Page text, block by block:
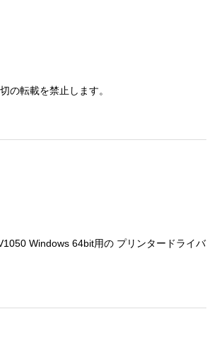
の転載を禁止します。
Windows 64bit用の プリンタードライバ